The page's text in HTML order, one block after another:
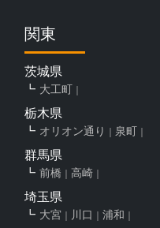
関東
茨城県
大工町
栃木県
オリオン通り 泉町
群馬県
前橋 高崎
埼玉県
大宮 川口 浦和